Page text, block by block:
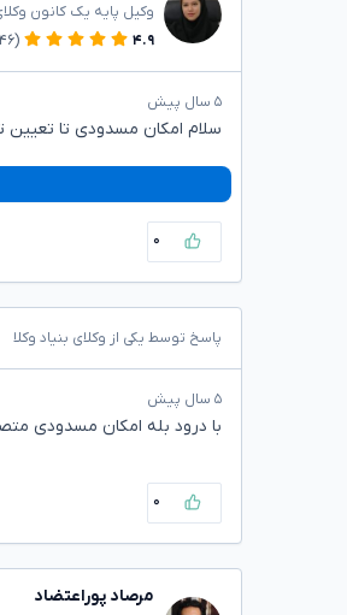
وکیل پایه یک کانون
۴.۹
(۴۶)
۵ سال پیش
سلام امکان مسدودی تا تعیین
۰
پاسخ توسط یکی از وکلای بنیاد وکلا
۵ سال پیش
با درود بله امکان مسدودی
۰
مرصاد پوراعتضاد